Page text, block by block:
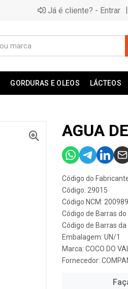
Já é cliente? - Entrar |
GORDURAS E OLEOS LÁCTEOS
AGUA
Código do
Código: 29015
Código NCM:
Código de Barras
Código de Barras
Embalagem: UN/1
Marca: COCO DO
Fornecedor: